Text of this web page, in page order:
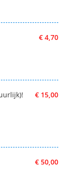
€ 4,70
€ 15,00
€ 50,00